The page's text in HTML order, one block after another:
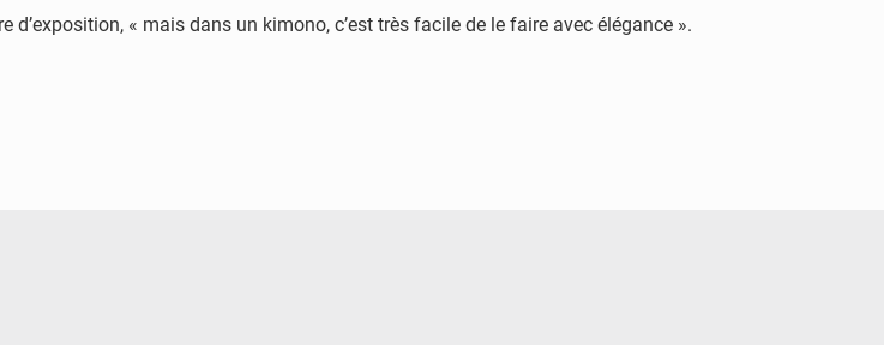
« mais dans un kimono, c’est très facile de le faire avec élégance ».